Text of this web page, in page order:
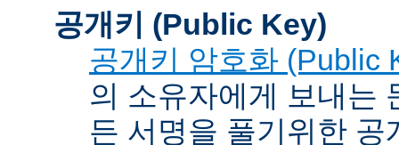
공개키 (Public Key)
공개키 암호화 (Public
의 소유자에게 보내는
든 서명을 풀기위한 공